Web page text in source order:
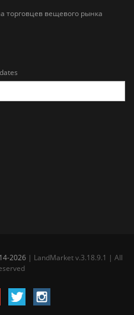
торговцев вещевого рынка
2026 | LandMarket v.3.18.9.1 | All